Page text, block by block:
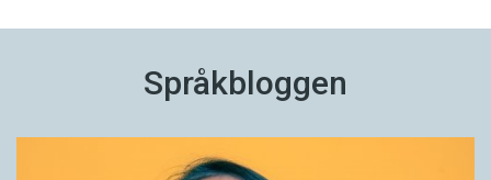
Språkbloggen